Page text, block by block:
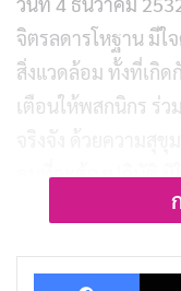
จิตรลดารโหฐาน มี
สิ่งแวดล้อม ทั้งที่เกิด
เตือนให้พสกนิกร ร่
คนที่จะต้องปฏิบัติ มิ
เพื่อความอยู่รอดป
จากพระราชดำรัสดั